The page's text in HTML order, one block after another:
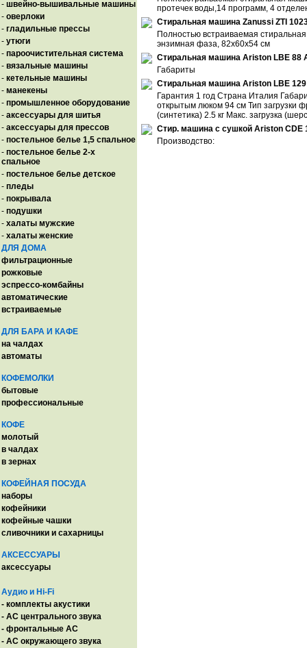
- швейно-вышивальные машины
- оверлоки
- гладильные прессы
- утюги
- пароочистительная система
- вязальные машины
- кетельные машины
- манекены
- промышленное оборудование
- аксессуары для шитья
- аксессуары для прессов
- постельное белье 1,5 спальное
- постельное белье 2-х
спальное
- постельное белье детское
- пледы
- покрывала
- подушки
- халаты мужские
- халаты женские
ДЛЯ ДОМА
фильтрационные
рожковые
эспрессо-комбайны
автоматические
встраиваемые
ДЛЯ БАРА И КАФЕ
на чалдах
автоматы
КОФЕМОЛКИ
бытовые
профессиональные
КОФЕ
молотый
в чалдах
в зернах
КОФЕЙНАЯ ПОСУДА
наборы
кофейники
кофейные чашки
сливочники и сахарницы
АКСЕССУАРЫ
аксессуары
Аудио и Hi-Fi
- комплекты акустики
- AC центрального звука
- фронтальные АС
- АС окружающего звука
протечек воды,14 программ, 4
Стиральная машина Zanussi ZTI
Полностью встраиваемая
энзимная фаза, 82x60x54 см
Стиральная машина Ariston LBE 88
Габариты
Стиральная машина Ariston LBE
Гарантия 1 год Страна Италия
открытым люком 94 см Тип загрузки
(синтетика) 2.5 кг Макс. загрузка
Стир. машина с сушкой Ariston CDE
Производство: